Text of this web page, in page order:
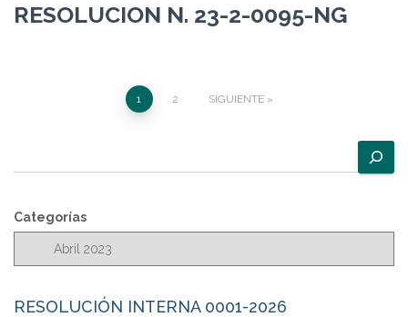
RESOLUCION N. 23-2-0095-NG
Paginación
1 2 SIGUIENTE
u
c
a
Categorías
RESOLUCIÓN INTERNA 0001-2026